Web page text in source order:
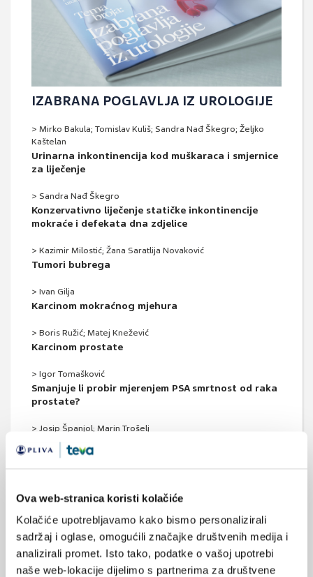
Ova web-stranica koristi kolačiće
Kolačiće upotrebljavamo kako bismo personalizirali
sadržaj i oglase, omogućili značajke društvenih medija i
analizirali promet. Isto tako, podatke o vašoj upotrebi
naše web-lokacije dijelimo s partnerima za društvene
IZABRANA POGLAVLJA IZ UROLOGIJE
> Mirko Bakula; Tomislav Kuliš; Sandra Nađ Škegro; Željko
Kaštelan
Urinarna inkontinencija kod muškaraca i smjernice
za liječenje
> Sandra Nađ Škegro
Konzervativno liječenje statičke inkontinencije
mokraće i defekata dna zdjelice
> Kazimir Milostić; Žana Saratlija Novaković
Tumori bubrega
> Ivan Gilja
Karcinom mokraćnog mjehura
> Boris Ružić; Matej Knežević
Karcinom prostate
> Igor Tomašković
Smanjuje li probir mjerenjem PSA smrtnost od raka
prostate?
> Josip Španjol; Marin Trošelj
Upala prostate/infekcije urotrakta
Erektilna disfunkcija i kardiološki pacijent
> Tomislav Kuliš
Minimalno invazivni zahvati u urologiji